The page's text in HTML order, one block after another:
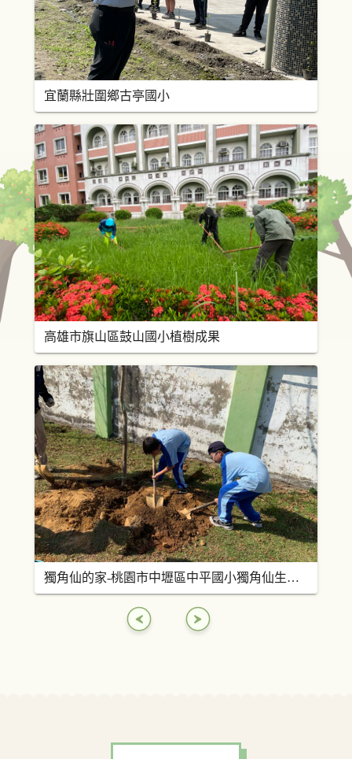
宜蘭縣壯圍鄉古亭國小
高雄市旗山區鼓山國小植樹成果
獨角仙的家-桃園市中壢區中平國小獨角仙生態園區規劃分享